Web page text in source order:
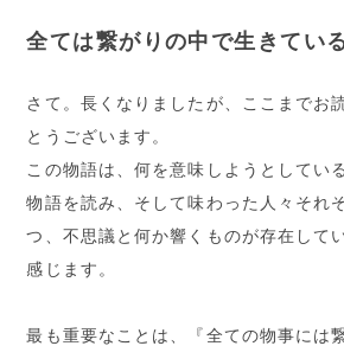
全ては繋がりの中で生きてい
さて。長くなりましたが、ここまでお
とうございます。
この物語は、何を意味しようとしてい
物語を読み、そして味わった人々それ
つ、不思議と何か響くものが存在して
感じます。
最も重要なことは、『全ての物事には